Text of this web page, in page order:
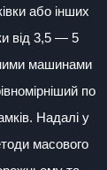
або інших
від 3,5 — 5
машинами
по
Надалі у
масового